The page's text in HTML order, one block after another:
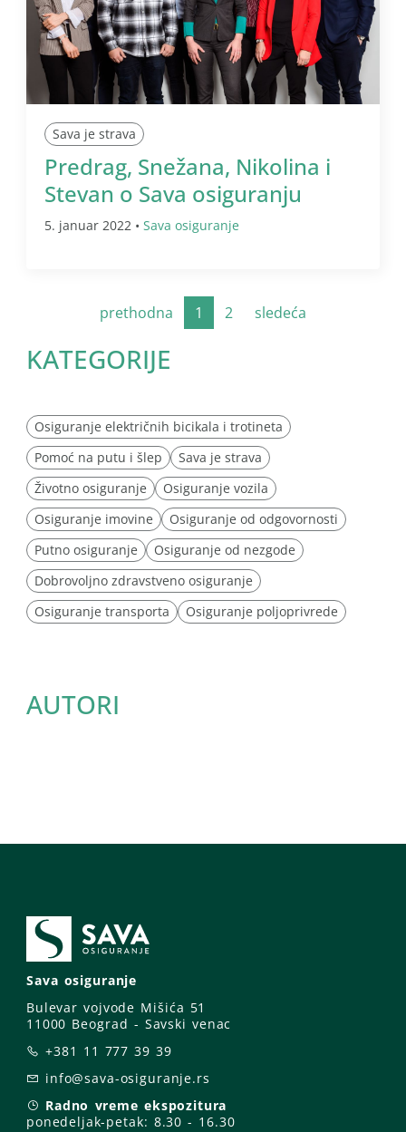
Sava je strava
Predrag, Snežana, Nikolina i
Stevan o Sava osiguranju
5. januar 2022 • Sava osiguranje
prethodna 1 2 sledeća
KATEGORIJE
Osiguranje električnih bicikala i trotineta
Pomoć na putu i šlep
Sava je strava
Životno osiguranje
Osiguranje vozila
Osiguranje imovine
Osiguranje od odgovornosti
Putno osiguranje
Osiguranje od nezgode
Dobrovoljno zdravstveno osiguranje
Osiguranje transporta
Osiguranje poljoprivrede
AUTORI
Sava osiguranje
Bulevar vojvode Mišića 51
11000 Beograd - Savski venac
+381 11 777 39 39
info@sava-osiguranje.rs
Radno vreme ekspozitura
ponedeljak-petak: 8.30 - 16.30